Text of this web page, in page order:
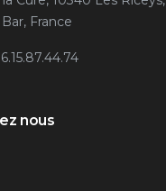
France
nous